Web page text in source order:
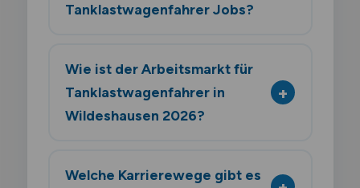
Tanklastwagenfahrer Jobs?
Wie ist der Arbeitsmarkt für
Tanklastwagenfahrer in
Wildeshausen 2026?
Welche Karrierewege gibt es